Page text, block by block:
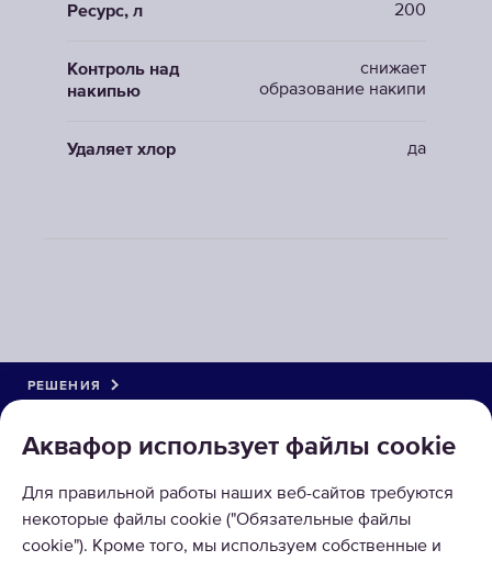
Ресурс, л 200
Контроль над
накипью
снижает
образование накипи
Удаляет хлор да
Аквафор использует файлы сookie
Для правильной работы наших веб-сайтов требуются
некоторые файлы cookie ("Обязательные файлы
cookie"). Кроме того, мы используем собственные и
РЕШЕНИЯ
КАТАЛОГ
О КОМПАНИИ
ПРИНИМАЕМ К ОПЛАТЕ